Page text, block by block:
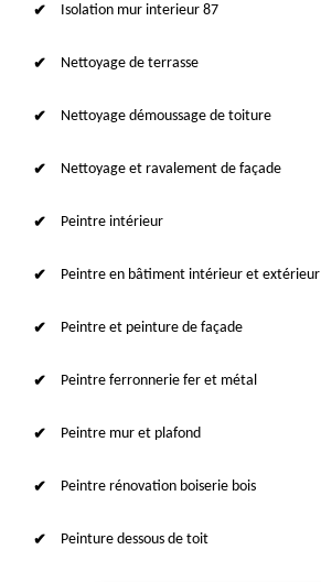
Isolation mur interieur 87
Nettoyage de terrasse
Nettoyage démoussage de toiture
Nettoyage et ravalement de façade
Peintre intérieur
Peintre en bâtiment intérieur et extérieur
Peintre et peinture de façade
Peintre ferronnerie fer et métal
Peintre mur et plafond
Peintre rénovation boiserie bois
Peinture dessous de toit